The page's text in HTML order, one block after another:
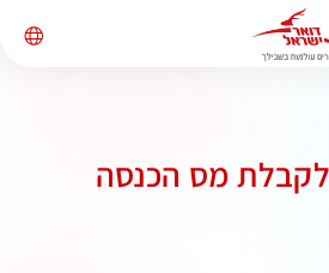
מס הכנסה